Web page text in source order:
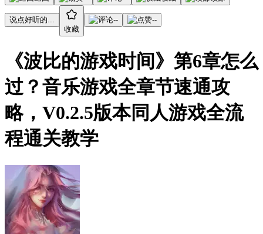
说点好听的...
收藏
-- --
《波比的游戏时间》第6章怎么
过？音乐游戏全章节速通攻
略，V0.2.5版本同人游戏全流
程通关教学